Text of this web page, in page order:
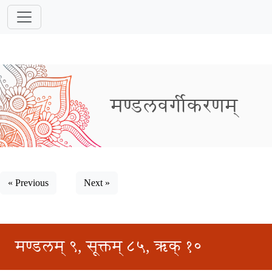
मण्डलवर्गीकरणम्
« Previous Next »
मण्डलम् ९, सूक्तम् ८५, ऋक् १०